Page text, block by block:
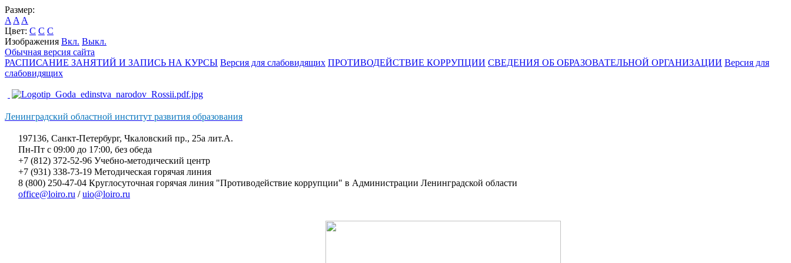
Размер:
A A A
Цвет: C C C
Изображения Вкл. Выкл.
Обычная версия сайта
РАСПИСАНИЕ ЗАНЯТИЙ И ЗАПИСЬ НА КУРСЫ Версия для слабовидящих ПРОТИВОДЕЙСТВИЕ КОРРУПЦИИ СВЕДЕНИЯ ОБ ОБРАЗОВАТЕЛЬНОЙ ОРГАНИЗАЦИИ Версия для
слабовидящих
Ленинградский областной институт развития образования
197136, Санкт-Петербург, Чкаловский пр., 25а лит.А.
Пн-Пт с 09:00 до 17:00, без обеда
+7 (812) 372-52-96 Учебно-методический центр
+7 (931) 338-73-19 Методическая горячая линия
8 (800) 250-47-04 Круглосуточная горячая линия "Противодействие коррупции" в Администрации Ленинградской области
office@loiro.ru /uio@loiro.ru